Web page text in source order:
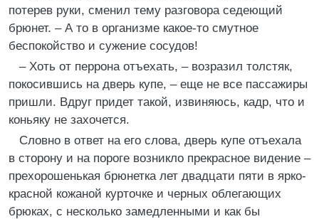
потерев руки, сменил тему разговора седеющий
брюнет. – А то в организме какое-то смутное
беспокойство и сужение сосудов!
– Хоть от перрона отъехать, – возразил толстяк,
покосившись на дверь купе, – еще не все пассажиры
пришли. Вдруг придет такой, извиняюсь, кадр, что и
коньяку не захочется.
Словно в ответ на его слова, дверь купе отъехала
в сторону и на пороге возникло прекрасное видение –
прехорошенькая брюнетка лет двадцати пяти в ярко-
красной кожаной курточке и черных облегающих
брюках, с несколько замедленными и как бы